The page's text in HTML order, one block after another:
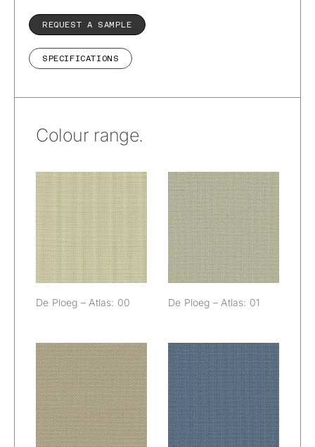
REQUEST A SAMPLE
SPECIFICATIONS
Colour range.
De Ploeg –
Atlas: 00
De Ploeg – Atlas: 00
De Ploeg –
Atlas: 01
De Ploeg – Atlas: 01
De Ploeg –
Atlas: 02
De Ploeg –
Atlas: 04